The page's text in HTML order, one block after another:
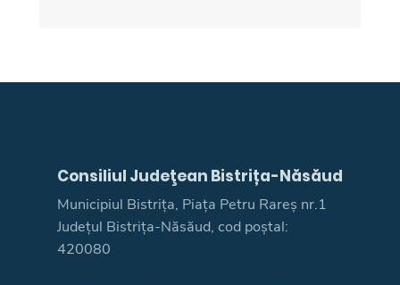
Consiliul Judeţean Bistrița-Năsăud
Municipiul Bistrița, Piața Petru Rareș nr.1
Județul Bistrița-Năsăud, cod poștal:
420080